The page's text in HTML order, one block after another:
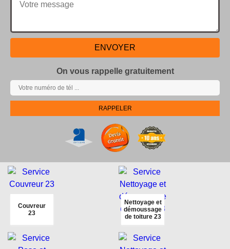
On vous rappelle gratuitement
Couvreur
23
Nettoyage et
démoussage
de toiture 23